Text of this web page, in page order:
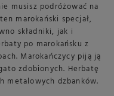
musisz podróżować na
marokański specjał,
składniki, jak i
po marokańsku z
Marokańczycy piją ją
zdobionych. Herbatę
metalowych dzbanków.